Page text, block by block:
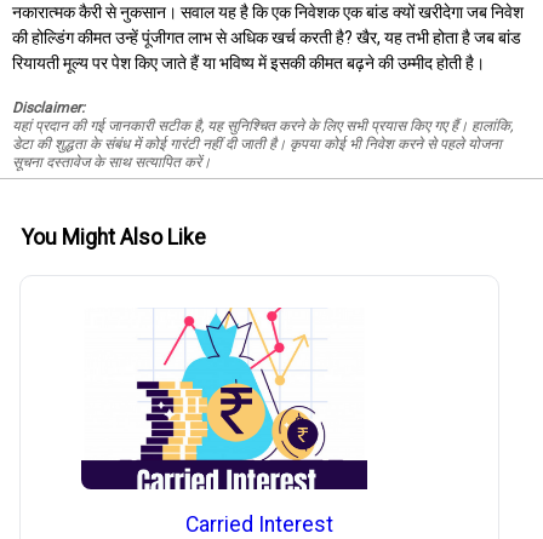
नकारात्मक कैरी से नुकसान। सवाल यह है कि एक निवेशक एक बांड क्यों खरीदेगा जब निवेश
की होल्डिंग कीमत उन्हें पूंजीगत लाभ से अधिक खर्च करती है? खैर, यह तभी होता है जब बांड
रियायती मूल्य पर पेश किए जाते हैं या भविष्य में इसकी कीमत बढ़ने की उम्मीद होती है।
Disclaimer:
यहां प्रदान की गई जानकारी सटीक है, यह सुनिश्चित करने के लिए सभी प्रयास किए गए हैं। हालांकि,
डेटा की शुद्धता के संबंध में कोई गारंटी नहीं दी जाती है। कृपया कोई भी निवेश करने से पहले योजना
सूचना दस्तावेज के साथ सत्यापित करें।
You Might Also Like
Carried Interest